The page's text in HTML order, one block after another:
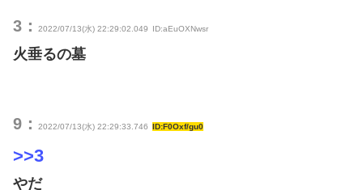
3： 2022/07/13(水) 22:29:02.049 ID:aEuOXNwsr
火垂るの墓
9： 2022/07/13(水) 22:29:33.746 ID:F0Oxf/gu0
>>3
やだ